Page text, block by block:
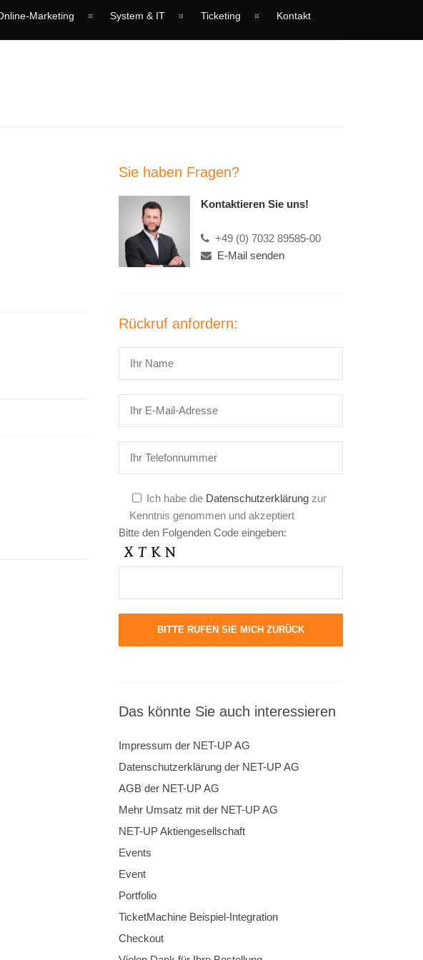
Marketing System & IT Ticketing Kontakt
Sie haben Fragen?
Kontaktieren Sie uns!
+49 (0) 7032 89585-00
E-Mail senden
Rückruf anfordern:
Ich habe die Datenschutzerklärung zur
Kenntnis genommen und akzeptiert
Bitte den Folgenden Code eingeben:
Das könnte Sie auch interessieren
Impressum der NET-UP AG
Datenschutzerklärung der NET-UP AG
AGB der NET-UP AG
Mehr Umsatz mit der NET-UP AG
NET-UP Aktiengesellschaft
Events
Event
Portfolio
TicketMachine Beispiel-Integration
Checkout